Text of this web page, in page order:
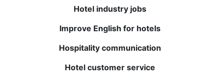
与母语为英语的教师进行的现场课程非常有益，录制的课程
可随时复习。 我说英语和理解英语的信心大大提高。 必须
Hotel industry jobs
Improve English for hotels
Hospitality communication
Hotel customer service